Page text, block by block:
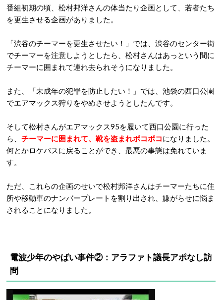
番組初期の頃、松村邦洋さんの体当たり企画として、若者たち
を更生させる企画がありました。
「渋谷のチーマーを更生させたい！」では、渋谷のセンター街
でチーマーを注意しようとしたら、松村さんはあっという間に
チーマーに囲まれて連れ去られそうになりました。
また、「未成年の犯罪を防止したい！」では、池袋の西口公園
でエアマックス狩りをやめさせようとしたんです。
そして松村さんがエアマックス95を履いて西口公園に行った
ら、 チーマーに囲まれて、靴を盗まれボコボコになりました。
何とかロケバスに戻ることができ、最悪の事態は免れていま
す。
ただ、これらの企画のせいで松村邦洋さんはチーマーたちに住
所や移動車のナンバープレートを割り出され、嫌がらせに悩ま
されることになりました。
電波少年のやばい事件②：アラファト議長アポなし訪
問